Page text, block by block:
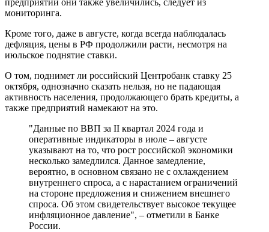
предприятий они также увеличились, следует из
мониторинга.
Кроме того, даже в августе, когда всегда наблюдалась
дефляция, цены в РФ продолжили расти, несмотря на
июльское поднятие ставки.
О том, поднимет ли российский Центробанк ставку 25
октября, однозначно сказать нельзя, но не падающая
активность населения, продолжающего брать кредиты, а
также предприятий намекают на это.
"Данные по ВВП за II квартал 2024 года и
оперативные индикаторы в июле – августе
указывают на то, что рост российской экономики
несколько замедлился. Данное замедление,
вероятно, в основном связано не с охлаждением
внутреннего спроса, а с нарастанием ограничений
на стороне предложения и снижением внешнего
спроса. Об этом свидетельствует высокое текущее
инфляционное давление", – отметили в Банке
России.